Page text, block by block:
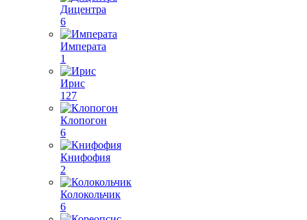
Дицентра
6
Императа
1
Ирис
127
Клопогон
6
Книфофия
2
Колокольчик
6